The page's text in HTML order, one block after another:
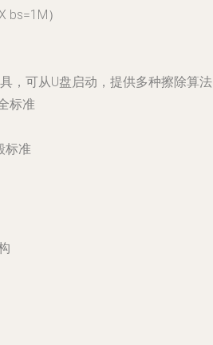
）
，可从U盘启动，提供多种擦除算法
标准
标准